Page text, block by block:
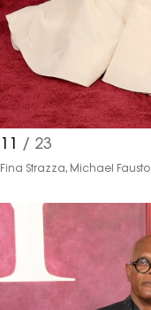
11 / 23
Fina Strazza, Michael Fausto